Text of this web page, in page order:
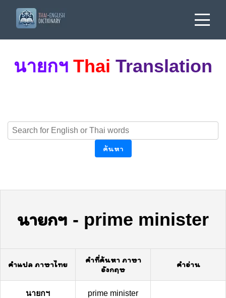
นายกฯ Thai Translation
ค้นหา
นายกฯ - prime minister
คำแปล ภาษาไทย
คำที่ค้นหา ภาษา
อังกฤษ
คำอ่าน
นายกฯ prime minister